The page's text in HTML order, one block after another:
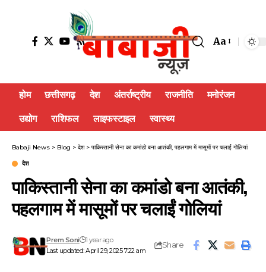
Aa
होम छत्तीसगढ़ देश अंतर्राष्ट्रीय राजनीति मनोरंजन
उद्योग राशिफल लाइफस्टाइल स्वास्थ्य
Babaji News > Blog > देश> पाकिस्तानी सेना का कमांडो बना आतंकी, पहलगाम में मासूमों पर चलाईं गोलियां
देश
पाकिस्तानी सेना का कमांडो बना आतंकी,
पहलगाम में मासूमों पर चलाईं गोलियां
Last updated: April 29, 2025 7:22 am
Prem Soni 1 year ago
Share